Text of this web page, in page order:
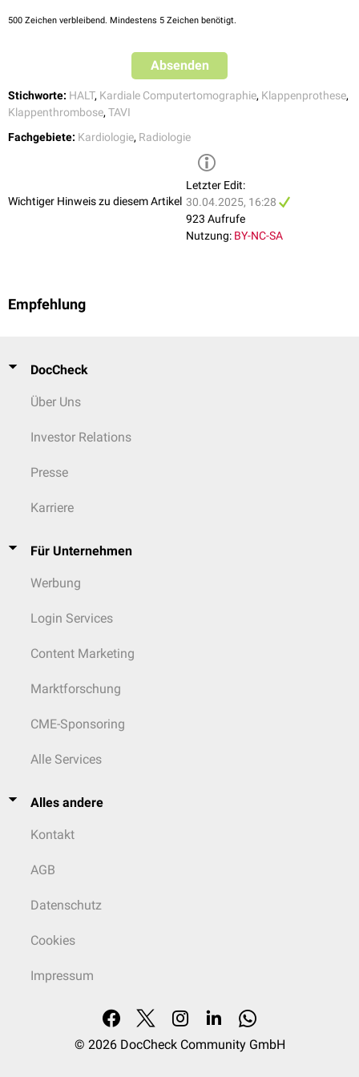
Lancet. 2017
500 Zeichen verbleibend. Mindestens 5 Zeichen benötigt.
Absenden
Stichworte: HALT, Kardiale Computertomographie, Klappenprothese,
Klappenthrombose, TAVI
Fachgebiete: Kardiologie, Radiologie
Wichtiger Hinweis zu diesem Artikel
Letzter Edit:
30.04.2025, 16:28
923 Aufrufe
Nutzung: BY-NC-SA
Empfehlung
DocCheck
Über Uns
Investor Relations
Presse
Karriere
Für Unternehmen
Werbung
Login Services
Content Marketing
Marktforschung
CME-Sponsoring
Alle Services
Alles andere
Kontakt
AGB
Datenschutz
Cookies
Impressum
© 2026 DocCheck Community GmbH